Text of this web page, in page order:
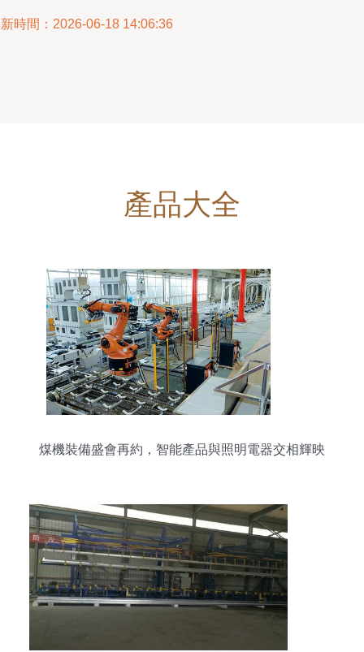
時間：2026-06-18 14:06:36
產品大全
煤機裝備盛會再約，智能產品與照明電器交相輝映